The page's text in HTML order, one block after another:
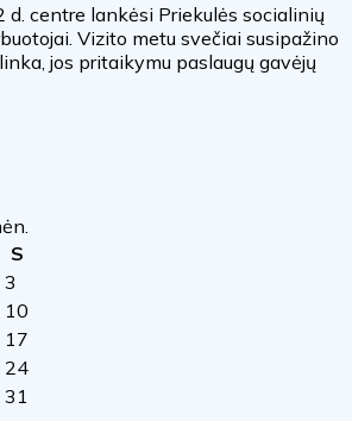
d. centre lankėsi Priekulės socialinių
Vizito metu svečiai susipažino
jos pritaikymu paslaugų gavėjų
S
3
10
17
24
31